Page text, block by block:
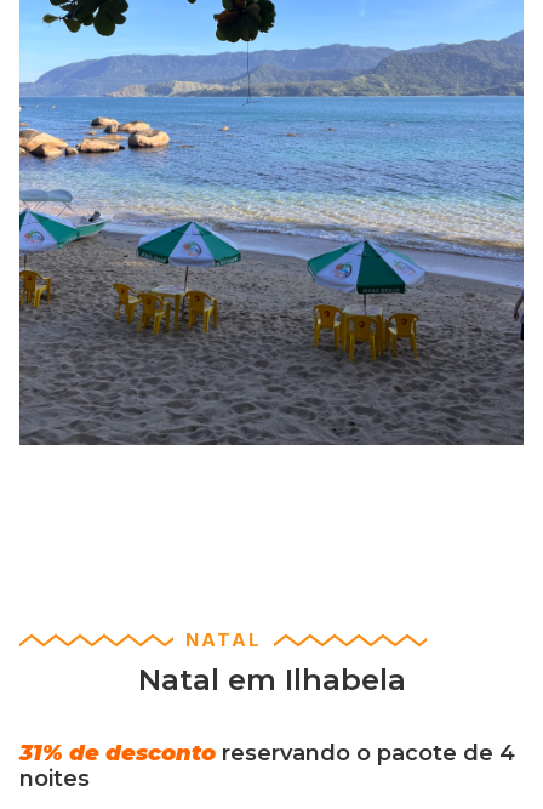
NATAL
Natal em Ilhabela
31% de desconto reservando o pacote de 4
noites